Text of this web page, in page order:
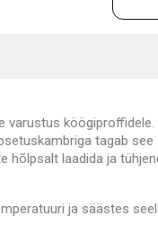
varustus
tagab see
hõlpsalt laadida ja
ja säästes